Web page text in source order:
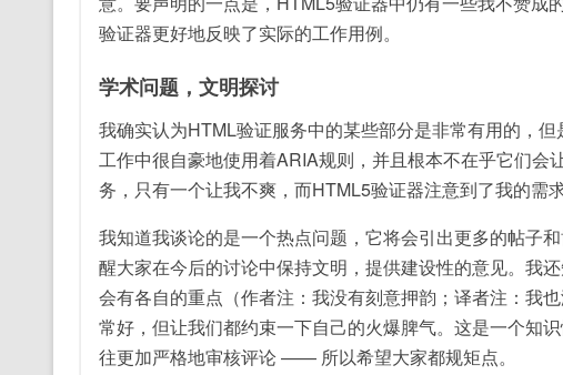
验证器更好地反映了实际的工作用例。
学术问题，文明探讨
我确实认为HTML验证服务中的某些部分是非常有用的，
工作中很自豪地使用着ARIA规则，并且根本不在乎它们
务，只有一个让我不爽，而HTML5验证器注意到了我的需求
我知道我谈论的是一个热点问题，它将会引出更多的帖子
醒大家在今后的讨论中保持文明，提供建设性的意见。我
会有各自的重点（作者注：我没有刻意押韵；译者注：我
常好，但让我们都约束一下自己的火爆脾气。这是一个知
往更加严格地审核评论 —— 所以希望大家都规矩点。